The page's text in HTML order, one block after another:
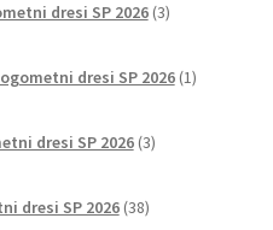
dresi SP 2026 3izdelki
dresi SP 2026 1izdelek
dresi SP 2026 3izdelki
dresi SP 2026 38izdelkov